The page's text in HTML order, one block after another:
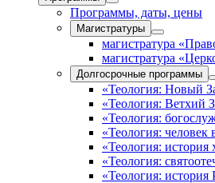
Программы, даты, цены
Магистратуры
магистратура
магистратура
Долгосрочные программы
«Теология: Новый
«Теология: Ветхий
«Теология:
«Теология: человек
«Теология:
«Теология:
«Теология: